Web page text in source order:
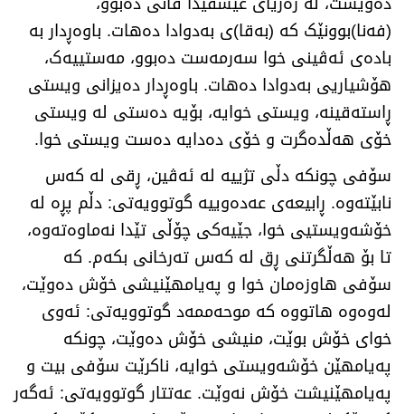
(فەنا)بوونێک کە (بەقا)ی بەدوادا دەهات. باوەڕدار بە
بادەی ئەڤینی خوا سەرمەست دەبوو، مەستییەک،
هۆشیاریی بەدوادا دەهات. باوەڕدار دەیزانی ویستی
ڕاستەقینە، ویستی خوایە، بۆیە دەستی لە ویستی
خۆی هەڵدەگرت و خۆی دەدایە دەست ویستی خوا.
سۆفی چونکە دڵی تژییە لە ئەڤین، ڕقی لە کەس
نابێتەوە. ڕابیعەی عەدەوییە گوتوویەتی: دڵم پڕە لە
خۆشەویستیی خوا، جێیەکی چۆڵی تێدا نەماوەتەوە،
تا بۆ هەڵگرتنی ڕق لە کەس تەرخانی بکەم. کە
سۆفی هاوزەمان خوا و پەیامهێنیشی خۆش دەوێت،
لەوەوە هاتووە کە موحەممەد گوتوویەتی: ئەوی
خوای خۆش بوێت، منیشی خۆش دەوێت، چونکە
پەیامهێن خۆشەویستی خوایە، ناکرێت سۆفی بیت و
پەیامهێنیشت خۆش نەوێت. عەتتار گوتوویەتی: ئەگەر